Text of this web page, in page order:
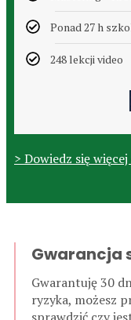
Ponad 27 h
248 lekcji video
> Dowiedz się
Gwarancja
Gwarantuję 30
ryzyka, możesz